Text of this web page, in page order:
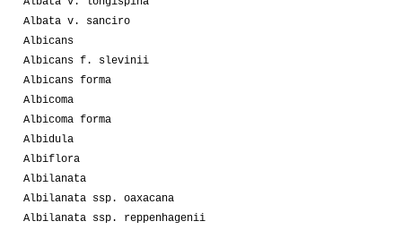
Albata v. sanciro
Albicans
Albicans f. slevinii
Albicans forma
Albicoma
Albicoma forma
Albidula
Albiflora
Albilanata
Albilanata ssp. oaxacana
Albilanata ssp. reppenhagenii